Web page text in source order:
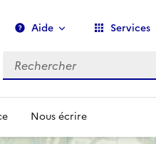
Aide Services
Recherche
Nous écrire